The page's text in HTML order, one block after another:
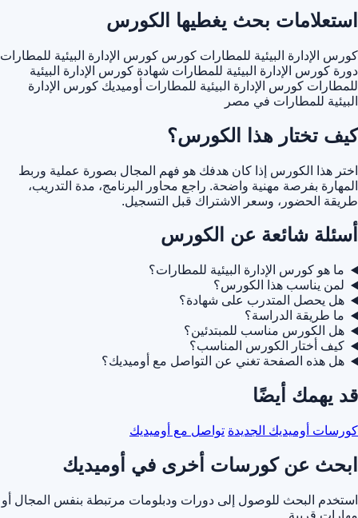
استعلامات بحث يغطيها الكورس
كورس الإدارة البيئية للمطارات كورس كورس الإدارة البيئية للمطارات
دورة كورس الإدارة البيئية للمطارات شهادة كورس الإدارة البيئية
للمطارات كورس الإدارة البيئية للمطارات أوميديك كورس الإدارة
البيئية للمطارات في مصر
كيف تختار هذا الكورس؟
اختر هذا الكورس إذا كان هدفك هو فهم المجال بصورة عملية وربط
المهارة بفرصة مهنية واضحة. راجع محاور البرنامج، مدة التدريب،
طريقة الحضور، وسعر الاشتراك قبل التسجيل.
أسئلة شائعة عن الكورس
ما هو كورس الإدارة البيئية للمطارات؟
لمن يناسب هذا الكورس؟
هل يحصل المتدرب على شهادة؟
ما طريقة الدراسة؟
هل الكورس مناسب للمبتدئين؟
كيف أختار الكورس المناسب؟
هل هذه الصفحة تغني عن التواصل مع أوميديك؟
قد يهمك أيضًا
كورسات أوميديك الجديدة تواصل مع أوميديك
ابحث عن كورسات أخرى في أوميديك
استخدم البحث للوصول إلى دورات ودبلومات مرتبطة بنفس المجال أو
مهارات قريبة.